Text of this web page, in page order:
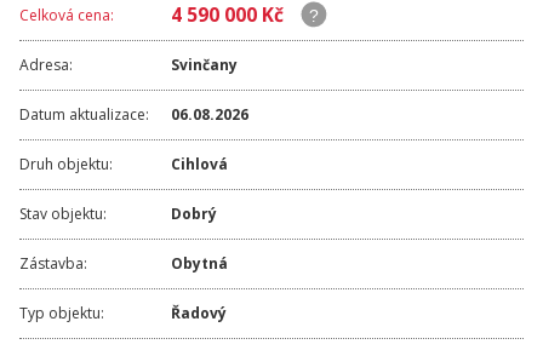
Celková cena: 4 590 000 Kč
Adresa: Svinčany
Datum aktualizace: 06.08.2026
Druh objektu: Cihlová
Stav objektu: Dobrý
Zástavba: Obytná
Typ objektu: Řadový